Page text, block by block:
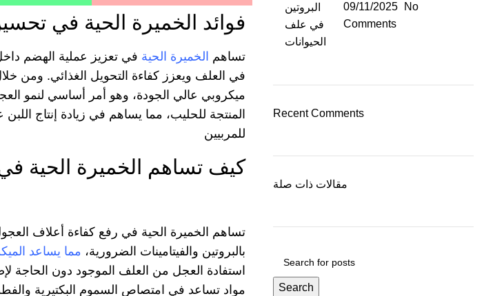
فوائد الخميرة الحية في
تساهم الخميرة الحية في تعزيز عملية الهضم
في العلف ويعزز كفاءة التحويل الغذائي. ومن
ميكروبي عالي الجودة، وهو أمر أساسي لنمو
المنتجة للحليب، مما يساهم في زيادة إنتاج
للمربيين
كيف تساهم الخميرة الحية في
تساهم الخميرة الحية في رفع كفاءة أعلاف
بالبروتين والفيتامينات الضرورية، مما يساعد
استفادة العجل من العلف الموجود دون الحاجة
مواد تساعد في امتصاص السموم البكتيرية
09/11/2025
No
Comments
Recent Comments
مقالات ذات صلة
Search